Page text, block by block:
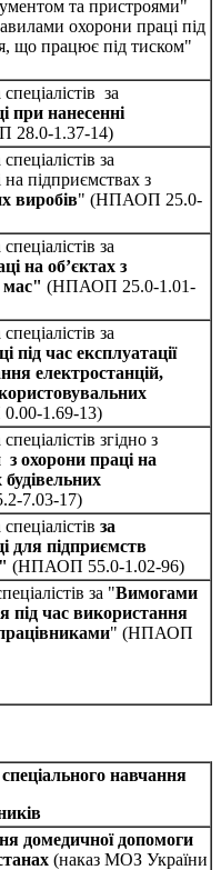
та пристроями"
охорони праці під
що працює під тиском"
за
при нанесенні
1.37-14)
за
підприємствах з
виробів" (НПАОП 25.0-
за
на об’єктах з
мас" (НПАОП 25.0-1.01-
за
час експлуатації
електростанцій,
1.69-13)
згідно з
охорони праці на
7.03-17)
за
для підприємств
(НПАОП 55.0-1.02-96)
за "Вимогами
під час використання
" (НПАОП
навчання
домедичної допомоги
(наказ МОЗ України